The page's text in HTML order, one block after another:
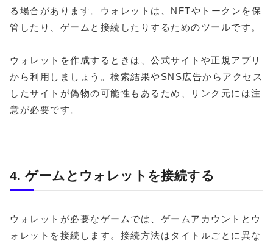
る場合があります。ウォレットは、NFTやトークンを保
管したり、ゲームと接続したりするためのツールです。
ウォレットを作成するときは、公式サイトや正規アプリ
から利用しましょう。検索結果やSNS広告からアクセス
したサイトが偽物の可能性もあるため、リンク元には注
意が必要です。
4. ゲームとウォレットを接続する
ウォレットが必要なゲームでは、ゲームアカウントとウ
ォレットを接続します。接続方法はタイトルごとに異な